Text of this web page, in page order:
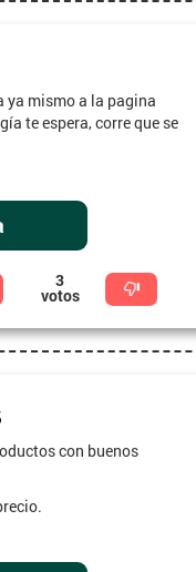
ya mismo a la pagina
te espera, corre que se
3
votos
con buenos